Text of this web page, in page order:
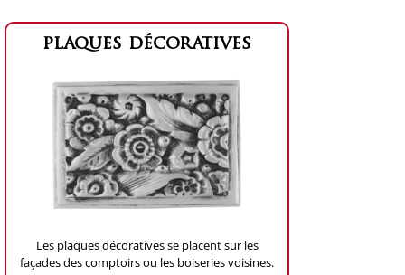
plaques décoratives
Les plaques décoratives se placent sur les
façades des comptoirs ou les boiseries voisines.